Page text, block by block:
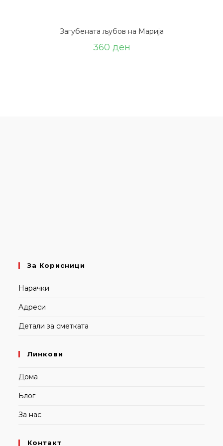
Загубената љубов на Марија
360 ден
За Корисници
Нарачки
Адреси
Детали за сметката
Линкови
Дома
Блог
За нас
Контакт